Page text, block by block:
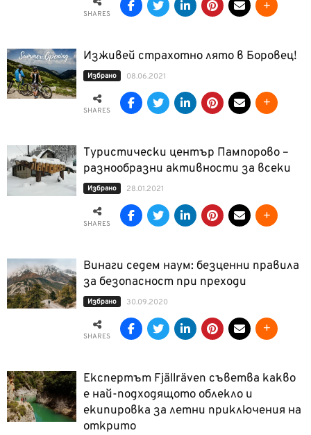
SHARES
Изживей страхотно лято в Боровец!
Избрано 08.06.2021
SHARES
Туристически център Пампорово –
разнообразни активности за всеки
Избрано 28.01.2021
SHARES
Винаги седем наум: безценни правила
за безопасност при преходи
Избрано 30.09.2020
SHARES
Експертът Fjällräven съветва какво
е най-подходящото облекло и
екипировка за летни приключения на
открито